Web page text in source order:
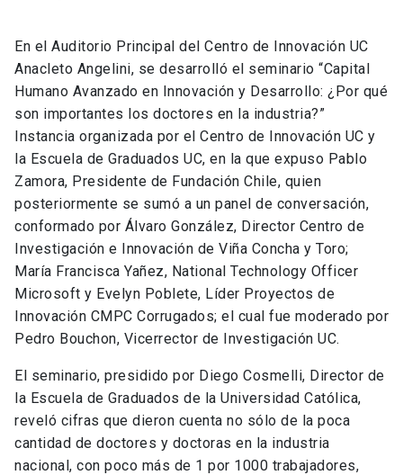
En el Auditorio Principal del Centro de Innovación UC
Anacleto Angelini, se desarrolló el seminario “Capital
Humano Avanzado en Innovación y Desarrollo: ¿Por qué
son importantes los doctores en la industria?”
Instancia organizada por el Centro de Innovación UC y
la Escuela de Graduados UC, en la que expuso Pablo
Zamora, Presidente de Fundación Chile, quien
posteriormente se sumó a un panel de conversación,
conformado por Álvaro González, Director Centro de
Investigación e Innovación de Viña Concha y Toro;
María Francisca Yañez, National Technology Officer
Microsoft y Evelyn Poblete, Líder Proyectos de
Innovación CMPC Corrugados; el cual fue moderado por
Pedro Bouchon, Vicerrector de Investigación UC.
El seminario, presidido por Diego Cosmelli, Director de
la Escuela de Graduados de la Universidad Católica,
reveló cifras que dieron cuenta no sólo de la poca
cantidad de doctores y doctoras en la industria
nacional, con poco más de 1 por 1000 trabajadores,